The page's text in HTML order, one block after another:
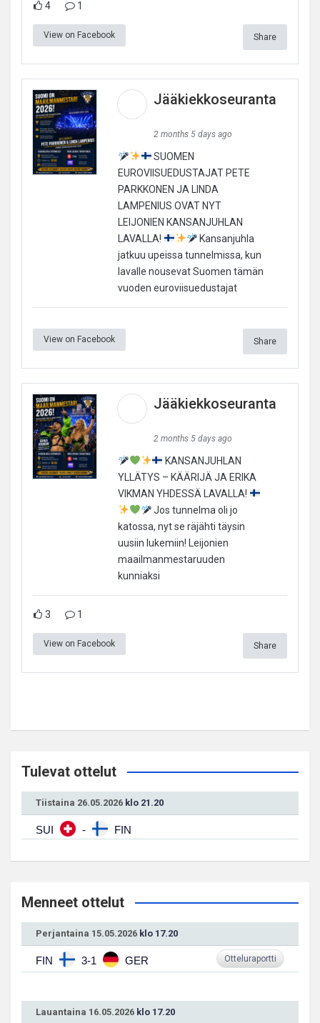
4 1
View on Facebook Share
Jääkiekkoseuranta
2 months 5 days ago
SUOMEN
EUROVIISUEDUSTAJAT PETE
PARKKONEN JA LINDA
LAMPENIUS OVAT NYT
LEIJONIEN KANSANJUHLAN
LAVALLA!
Kansanjuhla
jatkuu upeissa tunnelmissa, kun
lavalle nousevat Suomen tämän
vuoden euroviisuedustajat
View on Facebook Share
Jääkiekkoseuranta
2 months 5 days ago
KANSANJUHLAN
YLLÄTYS – KÄÄRIJÄ JA ERIKA
VIKMAN YHDESSÄ LAVALLA!
Jos tunnelma oli jo
katossa, nyt se räjähti täysin
uusiin lukemiin! Leijonien
maailmanmestaruuden
kunniaksi
3 1
View on Facebook Share
Tulevat ottelut
Tiistaina 26.05.2026 klo 21.20
SUI - FIN
Menneet ottelut
Perjantaina 15.05.2026 klo 17.20
FIN 3-1 GER Otteluraportti
Lauantaina 16.05.2026 klo 17.20